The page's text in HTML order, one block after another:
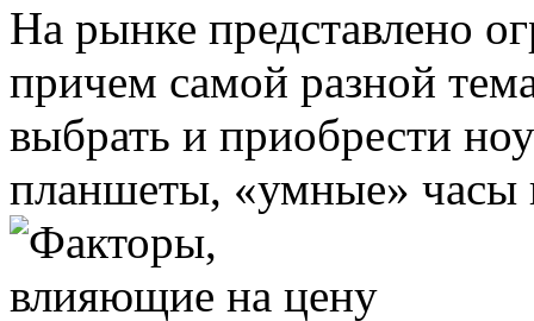
На рынке представлено
причем самой разной
выбрать и приобрести
планшеты, «умные» часы